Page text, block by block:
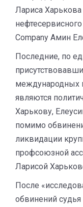
Лариса
Company Амин
Последние, по
международных
являются
Харькову,
помимо
ликвидации
профсоюзной
Ларисой
После
обвинений